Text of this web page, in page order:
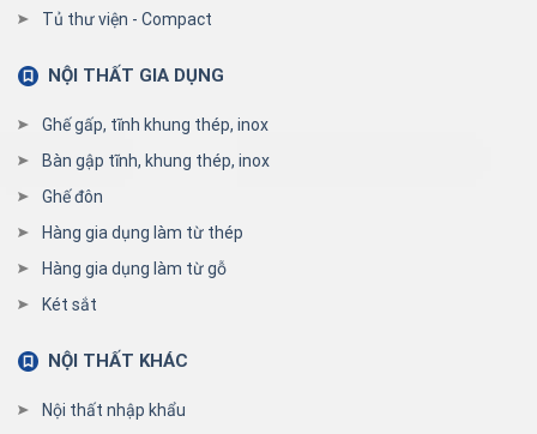
Tủ thư viện - Compact
NỘI THẤT GIA DỤNG
Ghế gấp, tĩnh khung thép, inox
Bàn gập tĩnh, khung thép, inox
Ghế đôn
Hàng gia dụng làm từ thép
Hàng gia dụng làm từ gỗ
Két sắt
NỘI THẤT KHÁC
Nội thất nhập khẩu